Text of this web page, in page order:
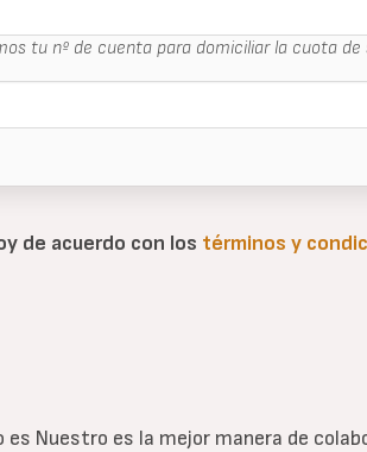
tu nº de cuenta para domiciliar la cuota
de acuerdo con los términos y
es Nuestro es la mejor manera de